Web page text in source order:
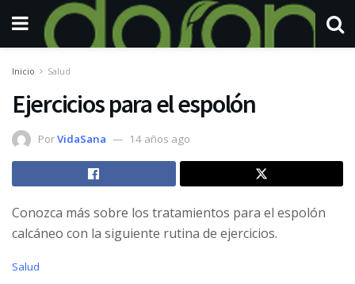
Inicio Salud
Ejercicios para el espolón
PorVidaSana 14 años ago
Conozca más sobre los tratamientos para el espolón
calcáneo con la siguiente rutina de ejercicios.
C
Salud